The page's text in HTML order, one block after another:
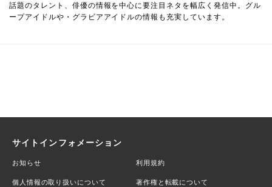
話題のタレント、俳優の情報を中心に要注目ネタを幅広く発信中。グル
ープアイドルや・グラビアアイドルの情報も充実しています。
サイトインフォメーション
お知らせ 利用規約
個人情報の取り扱いについて 著作権と転載について